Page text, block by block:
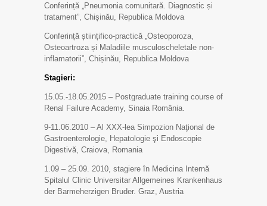
Conferință „Pneumonia comunitară. Diagnostic și
tratament”, Chișinău, Republica Moldova
Conferință științifico-practică „Osteoporoza,
Osteoartroza și Maladiile musculoscheletale non-
inflamatorii”, Chișinău, Republica Moldova
Stagieri:
15.05.-18.05.2015 – Postgraduate training course of
Renal Failure Academy, Sinaia România.
9-11.06.2010 – Al XXX-lea Simpozion Naţional de
Gastroenterologie, Hepatologie şi Endoscopie
Digestivă, Craiova, Romania
1.09 – 25.09. 2010, stagiere în Medicina Internă
Spitalul Clinic Universitar Allgemeines Krankenhaus
der Barmeherzigen Bruder. Graz, Austria